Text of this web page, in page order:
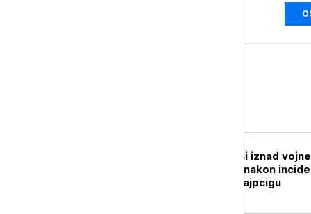
Dronovi primećeni iznad vojne
baze u Nemačkoj nakon
na aerodromu u Lajpcigu